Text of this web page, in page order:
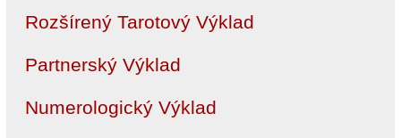
Rozšírený Tarotový Výklad
Partnerský Výklad
Numerologický Výklad